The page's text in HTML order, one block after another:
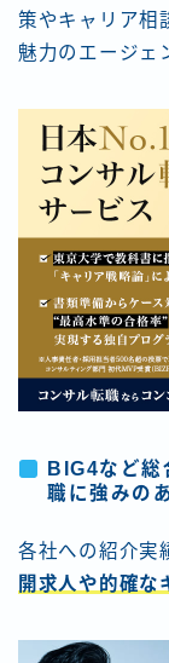
策やキャリア相
魅力のエージェ
BIG4など総
職に強みの
各社への紹介実
開求人や的確な